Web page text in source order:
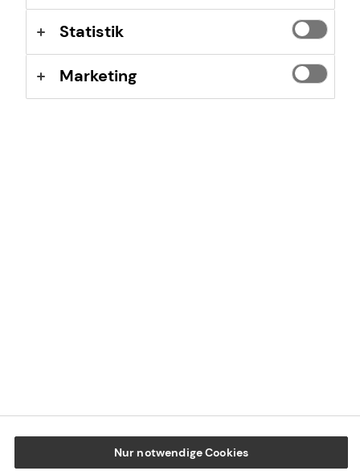
Hermannstraße 62a
48151 Münster
Statistik
Marketing
Nur notwendige Cookies